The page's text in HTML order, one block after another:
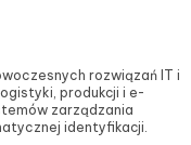
rozwiązań IT i
produkcji i e-
zarządzania
identyfikacji.